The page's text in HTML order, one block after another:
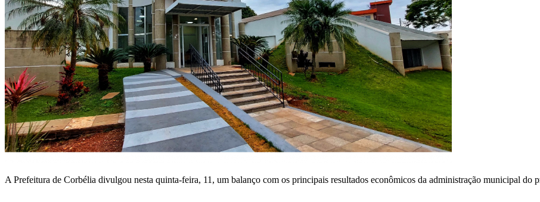
A Prefeitura de Corbélia divulgou nesta quinta-feira, 11, um balanço com os principais resultados econômicos da administração municipal do